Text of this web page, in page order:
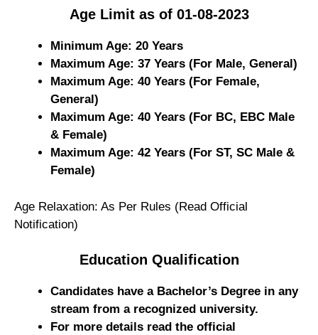
Age Limit as of 01-08-2023
Minimum Age: 20 Years
Maximum Age: 37 Years (For Male, General)
Maximum Age: 40 Years (For Female,
General)
Maximum Age: 40 Years (For BC, EBC Male
& Female)
Maximum Age: 42 Years (For ST, SC Male &
Female)
Age Relaxation: As Per Rules (Read Official
Notification)
Education Qualification
Candidates have a Bachelor’s Degree in any
stream from a recognized university.
For more details read the official